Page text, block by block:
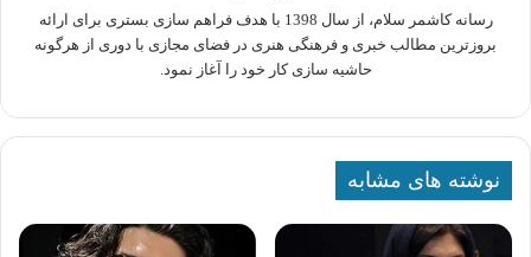
رسانه کاشمر سلام، از سال 1398 با هدف فراهم سازی بستری برای ارائه
بروزترین مطالب خبری و فرهنگی هنری در فضای مجازی با دوری از هرگونه
حاشیه سازی کار خود را آغاز نمود.
نوشته های مشابه